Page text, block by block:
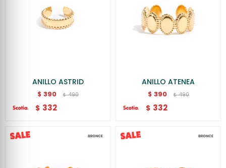
ANILLO ASTRID
$ 390 $ 490
$ 332
ANILLO ATENEA
$ 390 $ 490
$ 332